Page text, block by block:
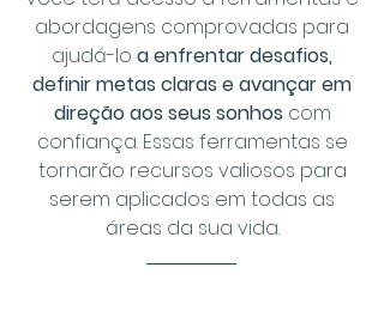
abordagens comprovadas para
ajudá-lo a enfrentar desafios,
definir metas claras e avançar em
direção aos seus sonhos com
confiança. Essas ferramentas se
tornarão recursos valiosos para
serem aplicados em todas as
áreas da sua vida.